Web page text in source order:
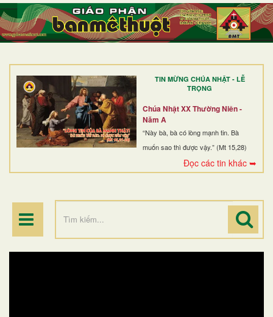
TIN MỪNG CHÚA NHẬT - LỄ
TRỌNG
Chúa Nhật XX Thường Niên -
Năm A
“Này bà, bà có lòng mạnh tin. Bà
muốn sao thì được vậy.” (Mt 15,28)
Đọc các tin khác ➥
TRANG NHẤT
GIỚI THIỆU
DÒNG TU
BAN MỤC VỤ
ĐOÀN THỂ CG